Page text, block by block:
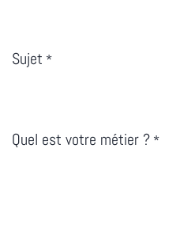
Sujet *
Quel est votre métier ? *